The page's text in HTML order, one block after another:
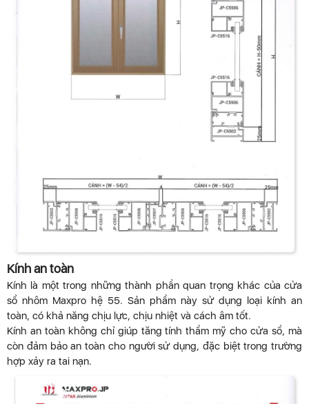
Kính an toàn
Kính là một trong những thành phần quan trọng khác của cửa
sổ nhôm Maxpro hệ 55. Sản phẩm này sử dụng loại kính an
toàn, có khả năng chịu lực, chịu nhiệt và cách âm tốt.
Kính an toàn không chỉ giúp tăng tính thẩm mỹ cho cửa sổ, mà
còn đảm bảo an toàn cho người sử dụng, đặc biệt trong trường
hợp xảy ra tai nạn.